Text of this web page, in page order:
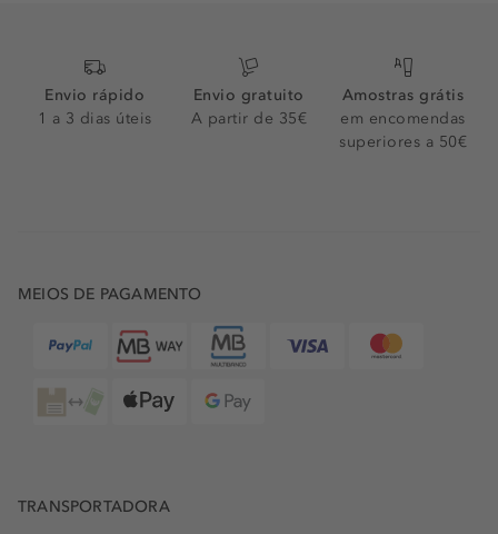
Envio rápido
1 a 3 dias úteis
Envio gratuito
A partir de 35€
Amostras grátis
em encomendas
superiores a 50€
MEIOS DE PAGAMENTO
TRANSPORTADORA